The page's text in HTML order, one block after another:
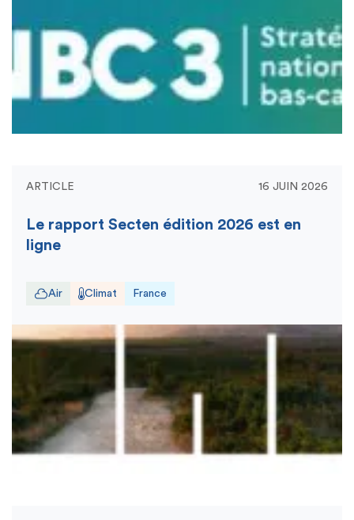
ARTICLE 16 JUIN 2026
Le rapport Secten édition 2026 est en
ligne
Air Climat France